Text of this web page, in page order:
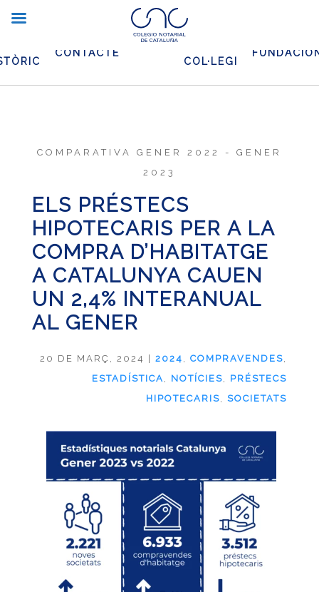
CONTACTE
COL·LEGI
COMPARATIVA GENER 2022 - GENER
2023
ELS PRÉSTECS
HIPOTECARIS PER A LA
COMPRA D’HABITATGE
A CATALUNYA CAUEN
UN 2,4% INTERANUAL
AL GENER
20 DE MARÇ, 2024 |2024 ,COMPRAVENDES,
ESTADÍSTICA , NOTÍCIES, PRÉSTECS
HIPOTECARIS,SOCIETATS